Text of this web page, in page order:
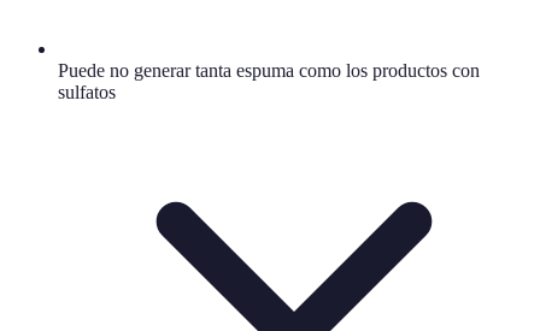
Puede no generar tanta espuma como los productos con
sulfatos